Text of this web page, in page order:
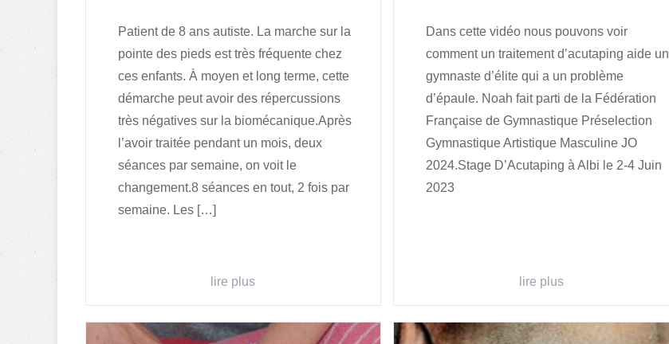
Patient de 8 ans autiste. La marche sur la
pointe des pieds est très fréquente chez
ces enfants. À moyen et long terme, cette
démarche peut avoir des répercussions
très négatives sur la biomécanique.Après
l’avoir traitée pendant un mois, deux
séances par semaine, on voit le
changement.8 séances en tout, 2 fois par
semaine. Les […]
lire plus
Dans cette vidéo nous pouvons voir
comment un traitement d’acutaping aide un
gymnaste d’élite qui a un problème
d’épaule. Noah fait parti de la Fédération
Française de Gymnastique Préselection
Gymnastique Artistique Masculine JO
2024.Stage D’Acutaping à Albi le 2-4 Juin
2023
lire plus